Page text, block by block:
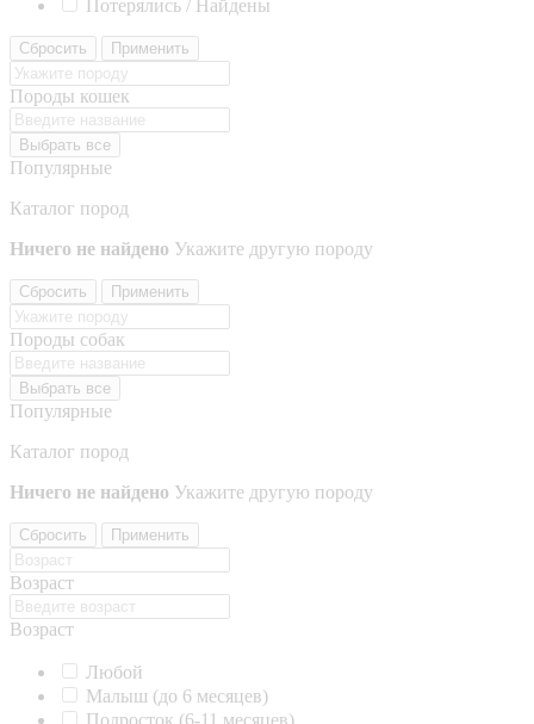
Потерялись / Найдены
Сбросить Применить
Породы кошек
Выбрать все
Популярные
Каталог пород
Ничего не найдено Укажите другую породу
Сбросить Применить
Породы собак
Выбрать все
Популярные
Каталог пород
Ничего не найдено Укажите другую породу
Сбросить Применить
Возраст
Возраст
Любой
Малыш (до 6 месяцев)
Подросток (6-11 месяцев)